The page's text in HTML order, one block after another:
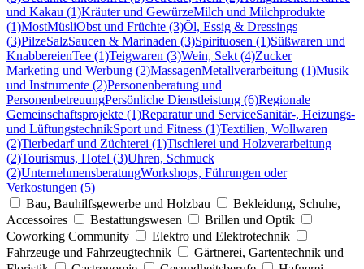
und Kakau (1)Kräuter und GewürzeMilch und Milchprodukte
(1)MostMüsliObst und Früchte (3)Öl, Essig & Dressings
(3)PilzeSalzSaucen & Marinaden (3)Spirituosen (1)Süßwaren und
KnabbereienTee (1)Teigwaren (3)Wein, Sekt (4)Zucker
Marketing und Werbung (2)MassagenMetallverarbeitung (1)Musik
und Instrumente (2)Personenberatung und
PersonenbetreuungPersönliche Dienstleistung (6)Regionale
Gemeinschaftsprojekte (1)Reparatur und ServiceSanitär-, Heizungs-
und LüftungstechnikSport und Fitness (1)Textilien, Wollwaren
(2)Tierbedarf und Züchterei (1)Tischlerei und Holzverarbeitung
(2)Tourismus, Hotel (3)Uhren, Schmuck
(2)UnternehmensberatungWorkshops, Führungen oder
Verkostungen (5)
Bau, Bauhilfsgewerbe und Holzbau
Bekleidung, Schuhe,
Accessoires
Bestattungswesen
Brillen und Optik
Coworking Community
Elektro und Elektrotechnik
Fahrzeuge und Fahrzeugtechnik
Gärtnerei, Gartentechnik und